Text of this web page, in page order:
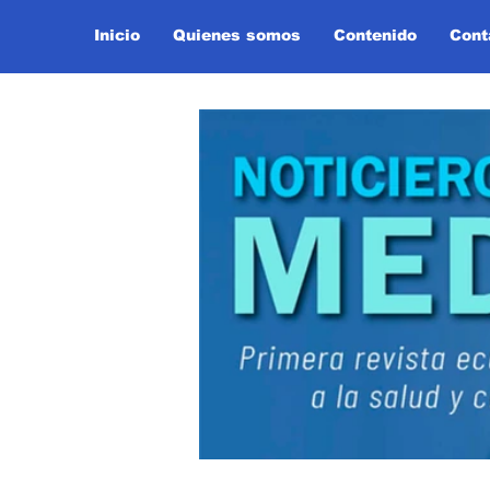
Inicio Quienes somos Contenido